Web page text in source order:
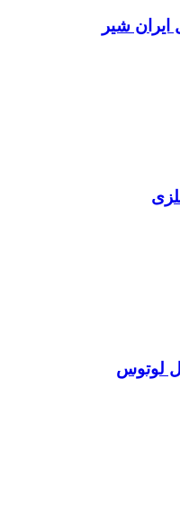
لوتوس